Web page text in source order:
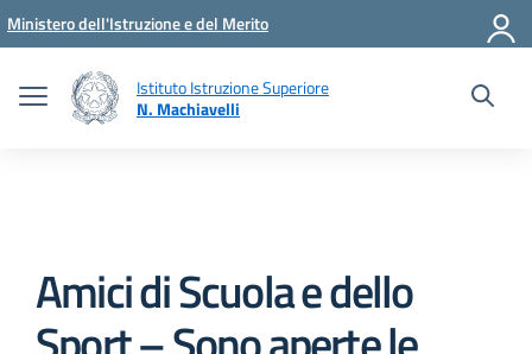
Vai ai contenuti
Vai al menu di navigazione
Vai al footer
Ministero dell'Istruzione e del Merito
Istituto Istruzione Superiore
N. Machiavelli
Amici di Scuola e dello